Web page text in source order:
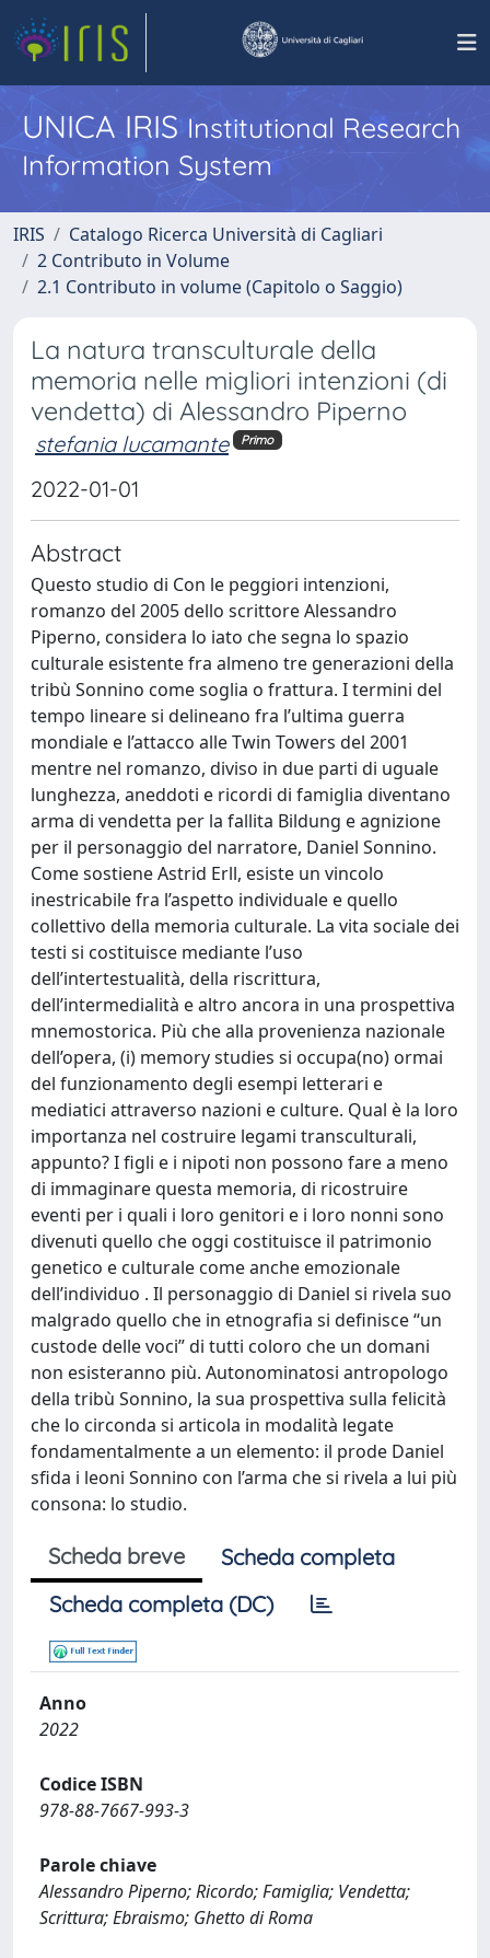
UNICA IRISInstitutional Research
Information System
IRIS
Catalogo Ricerca Università di Cagliari
2 Contributo in Volume
2.1 Contributo in volume (Capitolo o Saggio)
La natura transculturale della
memoria nelle migliori intenzioni (di
vendetta) di Alessandro Piperno
stefania lucamante Primo
2022-01-01
Abstract
Questo studio di Con le peggiori intenzioni,
romanzo del 2005 dello scrittore Alessandro
Piperno, considera lo iato che segna lo spazio
culturale esistente fra almeno tre generazioni della
tribù Sonnino come soglia o frattura. I termini del
tempo lineare si delineano fra l’ultima guerra
mondiale e l’attacco alle Twin Towers del 2001
mentre nel romanzo, diviso in due parti di uguale
lunghezza, aneddoti e ricordi di famiglia diventano
arma di vendetta per la fallita Bildung e agnizione
per il personaggio del narratore, Daniel Sonnino.
Come sostiene Astrid Erll, esiste un vincolo
inestricabile fra l’aspetto individuale e quello
collettivo della memoria culturale. La vita sociale dei
testi si costituisce mediante l’uso
dell’intertestualità, della riscrittura,
dell’intermedialità e altro ancora in una prospettiva
mnemostorica. Più che alla provenienza nazionale
dell’opera, (i) memory studies si occupa(no) ormai
del funzionamento degli esempi letterari e
mediatici attraverso nazioni e culture. Qual è la loro
importanza nel costruire legami transculturali,
appunto? I figli e i nipoti non possono fare a meno
di immaginare questa memoria, di ricostruire
eventi per i quali i loro genitori e i loro nonni sono
divenuti quello che oggi costituisce il patrimonio
genetico e culturale come anche emozionale
dell’individuo . Il personaggio di Daniel si rivela suo
malgrado quello che in etnografia si definisce “un
custode delle voci” di tutti coloro che un domani
non esisteranno più. Autonominatosi antropologo
della tribù Sonnino, la sua prospettiva sulla felicità
che lo circonda si articola in modalità legate
fondamentalmente a un elemento: il prode Daniel
sfida i leoni Sonnino con l’arma che si rivela a lui più
consona: lo studio.
Scheda breve
Scheda completa
Scheda completa (DC)
Anno
2022
Codice ISBN
978-88-7667-993-3
Parole chiave
Alessandro Piperno; Ricordo; Famiglia; Vendetta;
Scrittura; Ebraismo; Ghetto di Roma